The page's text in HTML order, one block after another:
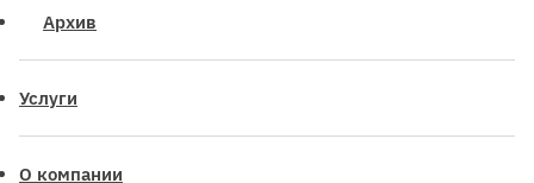
Архив
Услуги
О компании